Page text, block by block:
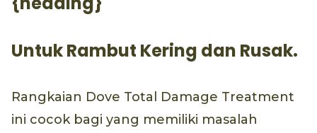
Untuk Rambut Kering dan Rusak.
Rangkaian Dove Total Damage Treatment
ini cocok bagi yang memiliki masalah